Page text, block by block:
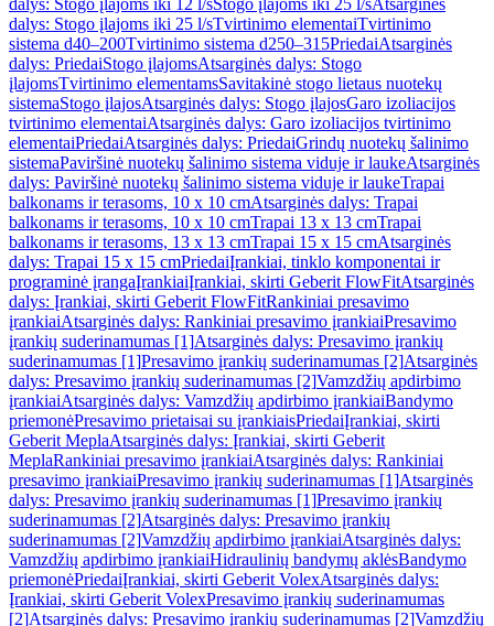
dalys: Stogo įlajoms iki 12 l/sStogo įlajoms iki 25 l/sAtsarginės
dalys: Stogo įlajoms iki 25 l/sTvirtinimo elementaiTvirtinimo
sistema d40–200Tvirtinimo sistema d250–315PriedaiAtsarginės
dalys: PriedaiStogo įlajomsAtsarginės dalys: Stogo
įlajomsTvirtinimo elementamsSavitakinė stogo lietaus nuotekų
sistemaStogo įlajosAtsarginės dalys: Stogo įlajosGaro izoliacijos
tvirtinimo elementaiAtsarginės dalys: Garo izoliacijos tvirtinimo
elementaiPriedaiAtsarginės dalys: PriedaiGrindų nuotekų šalinimo
sistemaPaviršinė nuotekų šalinimo sistema viduje ir laukeAtsarginės
dalys: Paviršinė nuotekų šalinimo sistema viduje ir laukeTrapai
balkonams ir terasoms, 10 x 10 cmAtsarginės dalys: Trapai
balkonams ir terasoms, 10 x 10 cmTrapai 13 x 13 cmTrapai
balkonams ir terasoms, 13 x 13 cmTrapai 15 x 15 cmAtsarginės
dalys: Trapai 15 x 15 cmPriedaiĮrankiai, tinklo komponentai ir
programinė įrangaĮrankiaiĮrankiai, skirti Geberit FlowFitAtsarginės
dalys: Įrankiai, skirti Geberit FlowFitRankiniai presavimo
įrankiaiAtsarginės dalys: Rankiniai presavimo įrankiaiPresavimo
įrankių suderinamumas [1]Atsarginės dalys: Presavimo įrankių
suderinamumas [1]Presavimo įrankių suderinamumas [2]Atsarginės
dalys: Presavimo įrankių suderinamumas [2]Vamzdžių apdirbimo
įrankiaiAtsarginės dalys: Vamzdžių apdirbimo įrankiaiBandymo
priemonėPresavimo prietaisai su įrankiaisPriedaiĮrankiai, skirti
Geberit MeplaAtsarginės dalys: Įrankiai, skirti Geberit
MeplaRankiniai presavimo įrankiaiAtsarginės dalys: Rankiniai
presavimo įrankiaiPresavimo įrankių suderinamumas [1]Atsarginės
dalys: Presavimo įrankių suderinamumas [1]Presavimo įrankių
suderinamumas [2]Atsarginės dalys: Presavimo įrankių
suderinamumas [2]Vamzdžių apdirbimo įrankiaiAtsarginės dalys:
Vamzdžių apdirbimo įrankiaiHidraulinių bandymų aklėsBandymo
priemonėPriedaiĮrankiai, skirti Geberit VolexAtsarginės dalys:
Įrankiai, skirti Geberit VolexPresavimo įrankių suderinamumas
[2]Atsarginės dalys: Presavimo įrankių suderinamumas [2]Vamzdžių